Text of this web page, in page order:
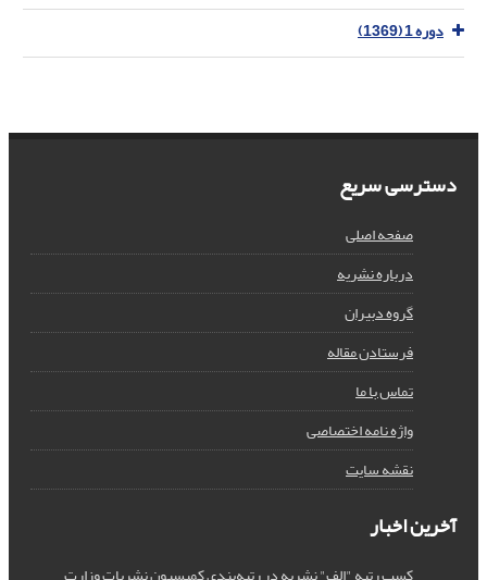
دوره 1 (1369)
دسترسی سریع
صفحه اصلی
درباره نشریه
گروه دبیران
فرستادن مقاله
تماس با ما
واژه نامه اختصاصی
نقشه سایت
آخرین اخبار